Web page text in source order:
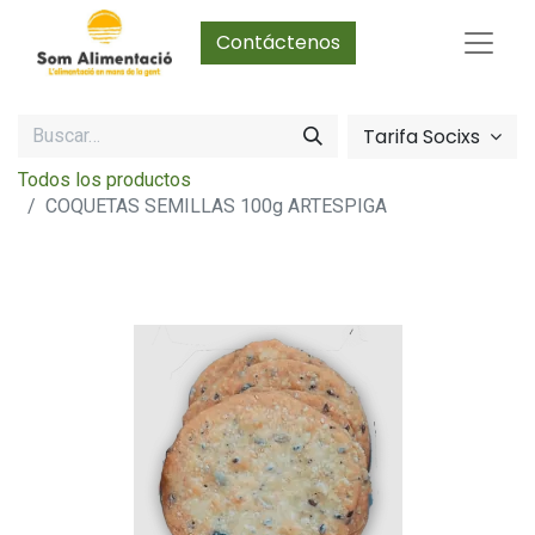
Contáctenos
Tarifa Socixs
Todos los productos
COQUETAS SEMILLAS 100g ARTESPIGA